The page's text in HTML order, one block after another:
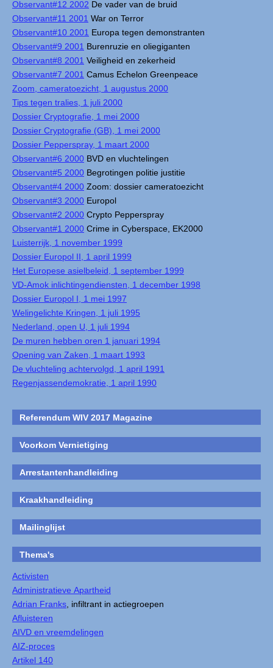
Observant#12 2002 De vader van de bruid
Observant#11 2001 War on Terror
Observant#10 2001 Europa tegen demonstranten
Observant#9 2001 Burenruzie en oliegiganten
Observant#8 2001 Veiligheid en zekerheid
Observant#7 2001 Camus Echelon Greenpeace
Zoom, cameratoezicht, 1 augustus 2000
Tips tegen tralies, 1 juli 2000
Dossier Cryptografie, 1 mei 2000
Dossier Cryptografie (GB), 1 mei 2000
Dossier Pepperspray, 1 maart 2000
Observant#6 2000 BVD en vluchtelingen
Observant#5 2000 Begrotingen politie justitie
Observant#4 2000 Zoom: dossier cameratoezicht
Observant#3 2000 Europol
Observant#2 2000 Crypto Pepperspray
Observant#1 2000 Crime in Cyberspace, EK2000
Luisterrijk, 1 november 1999
Dossier Europol II, 1 april 1999
Het Europese asielbeleid, 1 september 1999
VD-Amok inlichtingendiensten, 1 december 1998
Dossier Europol I, 1 mei 1997
Welingelichte Kringen, 1 juli 1995
Nederland, open U, 1 juli 1994
De muren hebben oren 1 januari 1994
Opening van Zaken, 1 maart 1993
De vluchteling achtervolgd, 1 april 1991
Regenjassendemokratie, 1 april 1990
Referendum WIV 2017 Magazine
Voorkom Vernietiging
Arrestantenhandleiding
Kraakhandleiding
Mailinglijst
Thema's
Activisten
Administratieve Apartheid
Adrian Franks , infiltrant in actiegroepen
Afluisteren
AIVD en vreemdelingen
AIZ-proces
Artikel 140